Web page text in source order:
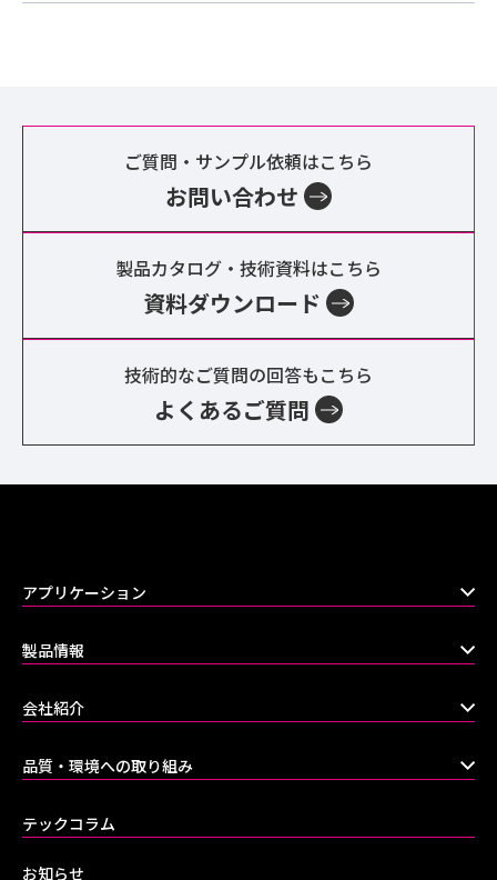
ご質問・サンプル依頼はこちら
お問い合わせ
製品カタログ・技術資料はこちら
資料ダウンロード
技術的なご質問の回答もこちら
よくあるご質問
アプリケーション
製品情報
会社紹介
品質・環境への取り組み
テックコラム
お知らせ